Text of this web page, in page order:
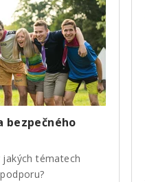
bezpečného
jakých tématech